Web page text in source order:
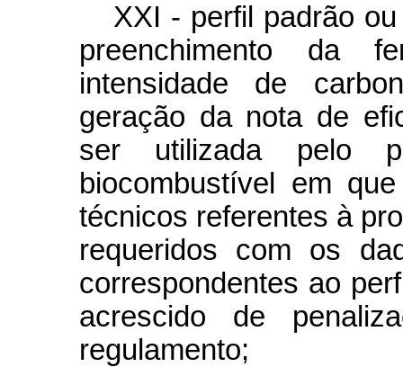
XXI - perfil padrão
preenchimento da
intensidade de
geração da nota de
ser utilizada pelo
biocombustível em
técnicos referentes à
requeridos com os
correspondentes ao
acrescido de
regulamento;